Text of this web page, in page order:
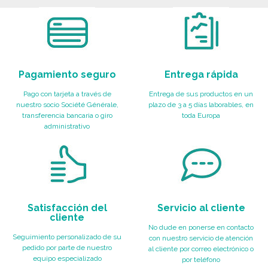
Pagamiento seguro
Pago con tarjeta a través de
nuestro socio Société Générale,
transferencia bancaria o giro
administrativo
Entrega rápida
Entrega de sus productos en un
plazo de 3 a 5 días laborables, en
toda Europa
Satisfacción del
cliente
Seguimiento personalizado de su
pedido por parte de nuestro
equipo especializado
Servicio al cliente
No dude en ponerse en contacto
con nuestro servicio de atención
al cliente por correo electrónico o
por teléfono